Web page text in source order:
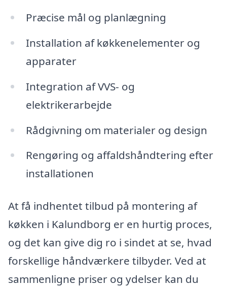
Præcise mål og planlægning
Installation af køkkenelementer og
apparater
Integration af VVS- og
elektrikerarbejde
Rådgivning om materialer og design
Rengøring og affaldshåndtering efter
installationen
At få indhentet tilbud på montering af
køkken i Kalundborg er en hurtig proces,
og det kan give dig ro i sindet at se, hvad
forskellige håndværkere tilbyder. Ved at
sammenligne priser og ydelser kan du